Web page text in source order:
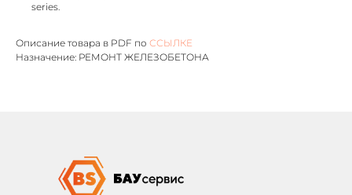
series.
Описание товара в PDF по ССЫЛКЕ
Назначение: РЕМОНТ ЖЕЛЕЗОБЕТОНА